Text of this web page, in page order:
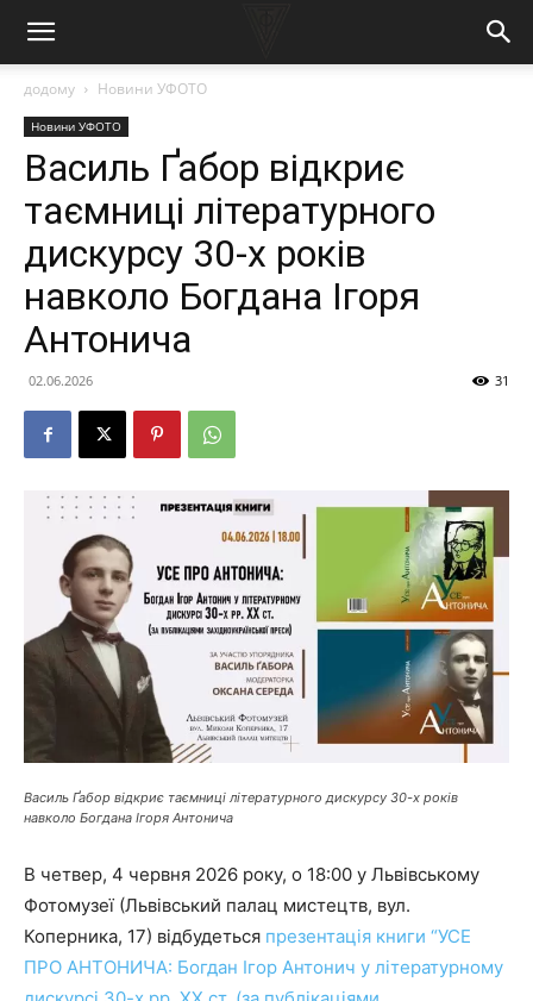
додому Новини УФОТО
Новини УФОТО
Василь Ґабор відкриє
таємниці літературного
дискурсу 30-х років
навколо Богдана Ігоря
Антонича
02.06.2026 31
Василь Ґабор відкриє таємниці літературного дискурсу 30-х років
навколо Богдана Ігоря Антонича
В четвер, 4 червня 2026 року, о 18:00 у Львівському
Фотомузеї (Львівський палац мистецтв, вул.
Коперника, 17) відбудеться презентація книги “УСЕ
ПРО АНТОНИЧА: Богдан Ігор Антонич у літературному